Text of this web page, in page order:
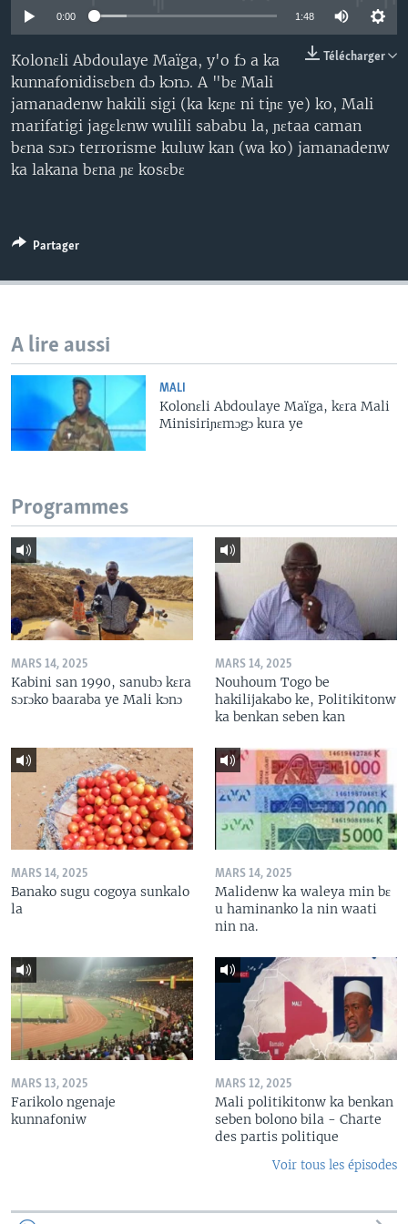
0:00 1:48
Télécharger
Kolonɛli Abdoulaye Maïga, y'o fɔ a ka
kunnafonidisɛbɛn dɔ kɔnɔ. A "bɛ Mali
jamanadenw hakili sigi (ka kɛɲɛ ni tiɲɛ ye) ko, Mali
marifatigi jagɛlɛnw wulili sababu la, ɲɛtaa caman
bɛna sɔrɔ terrorisme kuluw kan (wa ko) jamanadenw
ka lakana bɛna ɲɛ kosɛbɛ
Partager
A lire aussi
MALI
Kolonɛli Abdoulaye Maïga, kɛra Mali
Minisiriɲɛmɔgɔ kura ye
Programmes
MARS 14, 2025
Kabini san 1990, sanubɔ kɛra
sɔrɔko baaraba ye Mali kɔnɔ
MARS 14, 2025
Nouhoum Togo be
hakilijakabo ke, Politikitonw
ka benkan seben kan
MARS 14, 2025
Banako sugu cogoya sunkalo
la
MARS 14, 2025
Malidenw ka waleya min bɛ
u haminanko la nin waati
nin na.
MARS 13, 2025
Farikolo ngenaje
kunnafoniw
MARS 12, 2025
Mali politikitonw ka benkan
seben bolono bila - Charte
des partis politique
Voir tous les épisodes